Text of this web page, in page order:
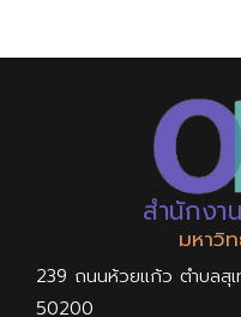
สำนักงา
มหาวิ
239 ถนนห้วยแก้ว ตำบลสุเ
50200